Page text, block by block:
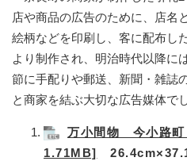
店や商品の広告のために、店名
絵柄などを印刷し、客に配布し
より制作され、明治時代以降に
節に手配りや郵送、新聞・雑誌
と商家を結ぶ大切な広告媒体でし
万小間物 今小路町
1.71MB]